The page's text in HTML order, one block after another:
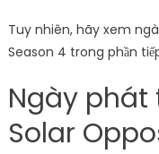
Tuy nhiên, hãy xem
Season 4 trong phần
Ngày phát
Solar